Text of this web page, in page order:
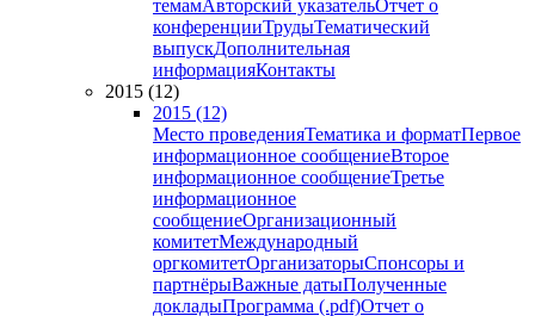
темамАвторский указательОтчет о
конференцииТрудыТематический
выпускДополнительная
информацияКонтакты
2015 (12)
2015 (12)
Место проведенияТематика и форматПервое
информационное сообщениеВторое
информационное сообщениеТретье
информационное
сообщениеОрганизационный
комитетМеждународный
оргкомитетОрганизаторыСпонсоры и
партнёрыВажные датыПолученные
докладыПрограмма (.pdf)Отчет о